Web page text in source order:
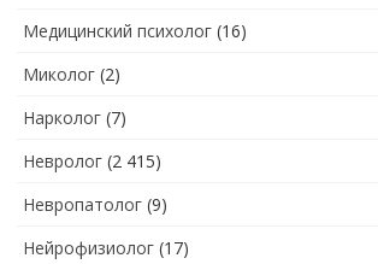
Медицинский психолог (16)
Миколог (2)
Нарколог (7)
Невролог (2 415)
Невропатолог (9)
Нейрофизиолог (17)